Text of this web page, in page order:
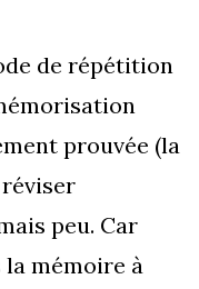
de répétition
prouvée (la
peu. Car
mémoire à